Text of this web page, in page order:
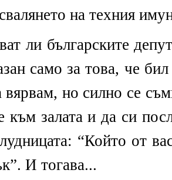
на техния
ли българските
само за това, че
но силно се
към залата и да си
“Който от
И тогава...